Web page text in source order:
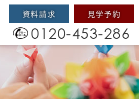
資料請求 見学予約
0120-453-286